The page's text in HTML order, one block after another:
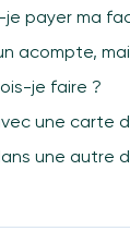
payer ma
acompte,
je faire ?
une carte
une autre